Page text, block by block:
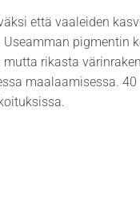
että vaaleiden
pigmentin
rikasta
maalaamisessa.